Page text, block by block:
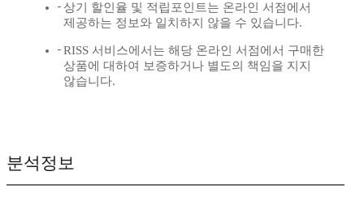
상기 할인율 및 적립포인트는 온라인 서점에서
제공하는 정보와 일치하지 않을 수 있습니다.
RISS 서비스에서는 해당 온라인 서점에서 구매한
상품에 대하여 보증하거나 별도의 책임을 지지
않습니다.
분석정보